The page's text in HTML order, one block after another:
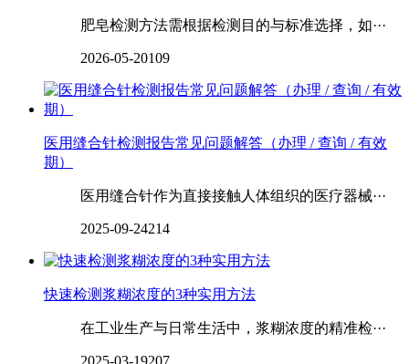
肥皂检测方法需根据检测目的与标准选择，如···
2026-05-20109
医用缝合针检测报告常见问题解答（办理 / 查询 / 有效
期）
医用缝合针作为直接接触人体组织的医疗器械···
2025-09-24214
快速检测浆糊浓度的3种实用方法
在工业生产与日常生活中，浆糊浓度的精准检···
2025-03-19207